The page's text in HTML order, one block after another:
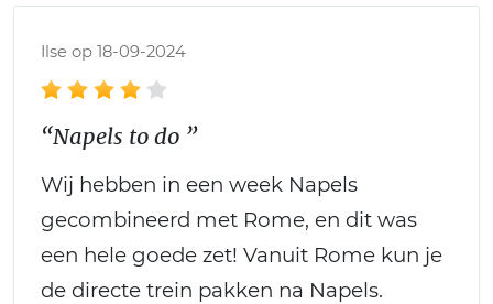
Ilse op 18-09-2024
“Napels to do ”
Wij hebben in een week Napels
gecombineerd met Rome, en dit was
een hele goede zet! Vanuit Rome kun je
de directe trein pakken na Napels.